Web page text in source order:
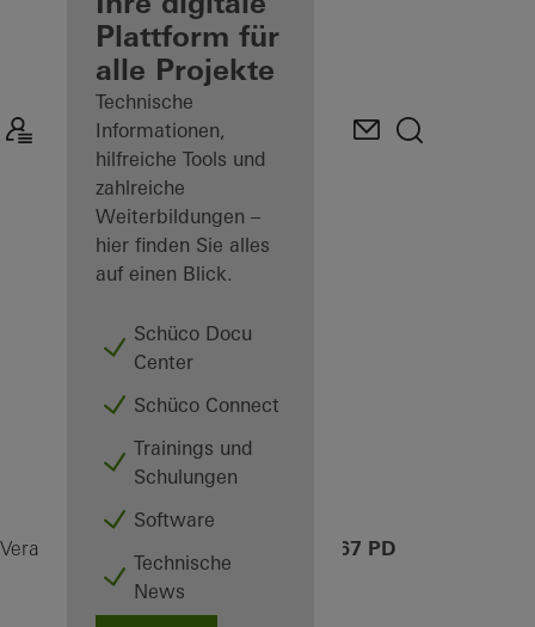
Mein
Arbeitsplatz
kennenlernen
Plattform für
alle Projekte
Technische
Informationen,
hilfreiche Tools und
zahlreiche
Weiterbildungen –
hier finden Sie alles
auf einen Blick.
Schüco Docu
Center
Schüco Connect
Trainings und
Schulungen
Software
Technische
News
Verarbeiter ASE 67 PD